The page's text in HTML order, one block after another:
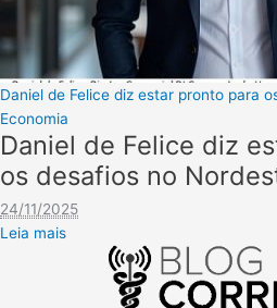
Daniel de Felice diz estar pronto para
Economia
Daniel de Felice diz
os desafios no
24/11/2025
Leia mais